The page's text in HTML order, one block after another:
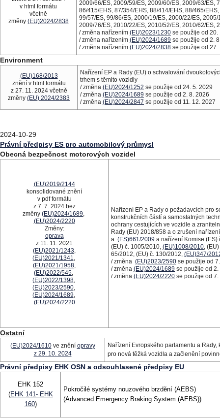
v html formátu
včetně
změny (EU)2024/2838
2009/66/ES, 2009/59/ES, 2009/60/ES, 2009/63/ES,
86/415/EHS, 87/354/EHS, 88/414/EHS, 88/465/
99/57/ES, 99/86/ES, 2000/19/ES, 2000/22/ES,
2009/76/ES, 2010/22/ES, 2010/52/ES, 2010/62/ES,
/ změna nařízením (EU)2023/1230 se použije od 20.
/ změna nařízením (EU)2024/1689 se použije od 2.
/ změna nařízením (EU)2024/2838 se použije od 27.
Environment
(EU)168/2013
znění v html formátu
z 27. 11. 2024 včetně
změny (EU) 2024/2383
Nařízení EP a Rady (EU) o schvalování
trhem s těmito vozidly
/ změna (EU)2024/1252 se použije od 24. 5. 2029
/ změna (EU)2024/1689 se použije od 2. 8. 2026
/ změna (EU)2024/2847 se použije od 11. 12. 2027
2024-10-29
Právní předpisy ES pro automobilový průmysl
Obecná bezpečnost motorových vozidel
(EU)2019/2144
konsolidované znění
v pdf formátu
z 7. 7. 2024 bez
změny (EU)2024/1689,
(EU)2024/2220
Změny:
oprava
z 11. 11. 2021
(EU)2021/1243,
(EU)2021/1341,
(EU)2021/1958,
(EU)2022/545,
(EU)2022/1398,
(EU)2023/2590,
(EU)2024/1689,
(EU)2024/2220
Nařízení EP a Rady o požadavcích pro
konstrukčních částí a samostatných
ochrany cestujících ve vozidle a
Rady (EU) 2018/858 a o zrušení
a (ES)661/2009 a nařízení Komise (ES)
(EU) č. 1005/2010, (EU)1008/2010,
65/2012, (EU) č. 130/2012, (EU)347/
/ změna (EU)2023/2590 se použije od
/ změna (EU)2024/1689 se použije od 2.
/ změna (EU)2024/2220 se použije od 7.
Ostatní
(EU)2024/1610ve znění opravy
z 29. 10. 2024
Nařízení Evropského parlamentu a
pro nová těžká vozidla a začlenění
Právní předpisy EHK OSN a odsouhlasené předpisy EU
EHK 152
(EHK 141- EHK
160)
Pokročilé systémy nouzového brzdění (AEBS)
(Advanced Emergency Braking System (AEBS))